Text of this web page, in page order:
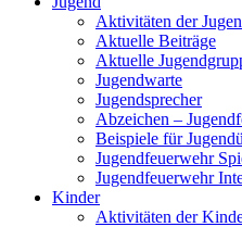
Aktivitäten der
Aktuelle Beiträge
Aktuelle
Jugendwarte
Jugendsprecher
Abzeichen –
Beispiele für
Jugendfeuerwehr
Jugendfeuerwehr
Kinder
Aktivitäten der